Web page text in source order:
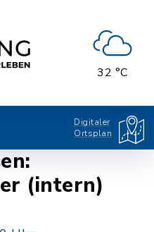
32 °C
Digitaler
Ortsplan
(intern)